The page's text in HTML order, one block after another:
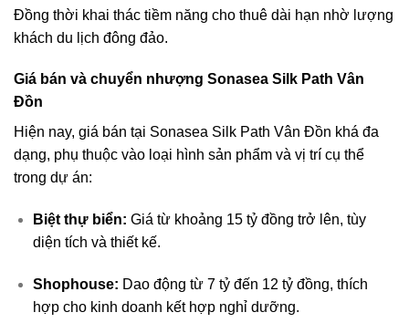
Đồng thời khai thác tiềm năng cho thuê dài hạn nhờ lượng
khách du lịch đông đảo.
Giá bán và chuyển nhượng Sonasea Silk Path Vân
Đồn
Hiện nay, giá bán tại Sonasea Silk Path Vân Đồn khá đa
dạng, phụ thuộc vào loại hình sản phẩm và vị trí cụ thể
trong dự án:
Biệt thự biển: Giá từ khoảng 15 tỷ đồng trở lên, tùy
diện tích và thiết kế.
Shophouse: Dao động từ 7 tỷ đến 12 tỷ đồng, thích
hợp cho kinh doanh kết hợp nghỉ dưỡng.